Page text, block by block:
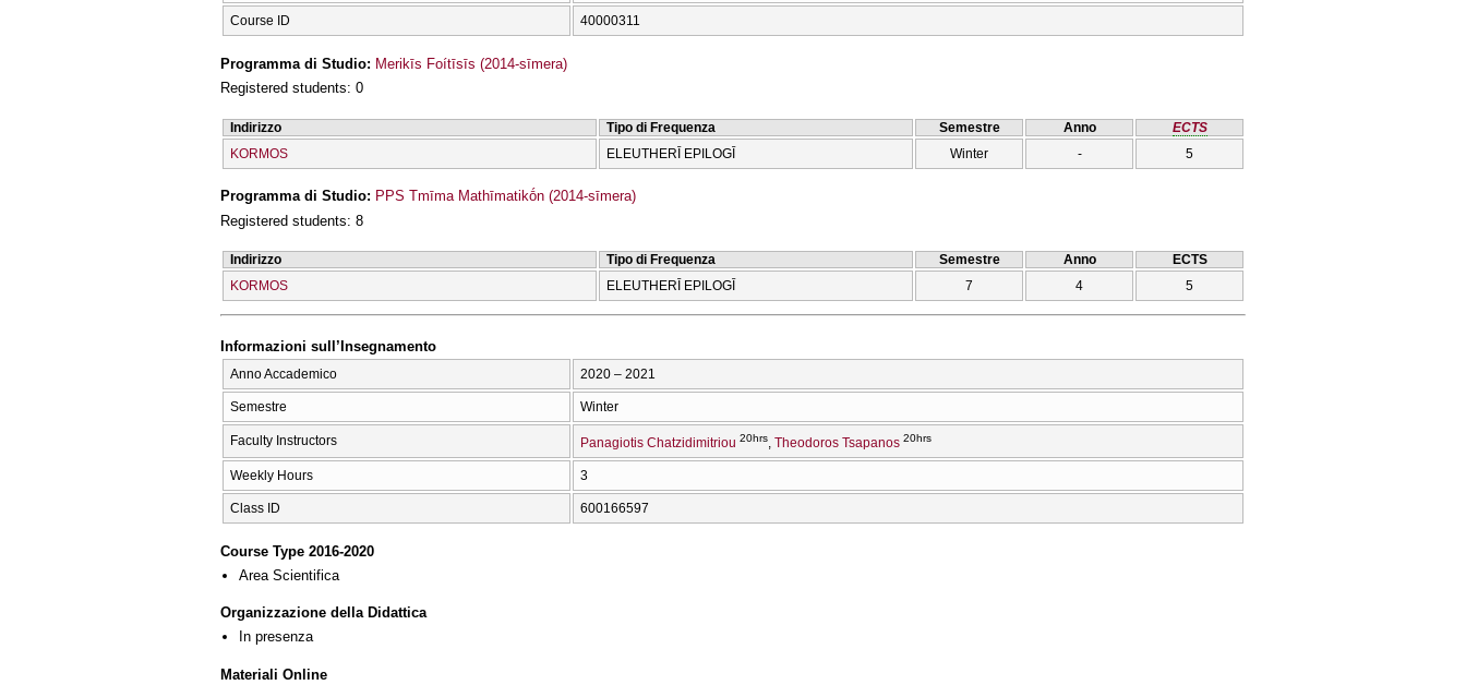
Course ID 40000311
Programma di Studio: Merikīs Foítīsīs (2014-sīmera)
Registered students: 0
Indirizzo Tipo di Frequenza Semestre Anno
ECTS
KORMOS
ELEUTHERĪ EPILOGĪ Winter - 5
Programma di Studio: PPS Tmīma Mathīmatikṓn (2014-sīmera)
Registered students: 8
Indirizzo Tipo di Frequenza Semestre Anno
ECTS
KORMOS
ELEUTHERĪ EPILOGĪ 7 4 5
Informazioni sull’Insegnamento
Anno Accademico 2020 – 2021
Semestre Winter
Faculty Instructors Panagiotis Chatzidimitriou 20hrs Theodoros Tsapanos 20hrs
Weekly Hours 3
Class ID 600166597
Course Type 2016-2020
Area Scientifica
Organizzazione della Didattica
In presenza
Materiali Online